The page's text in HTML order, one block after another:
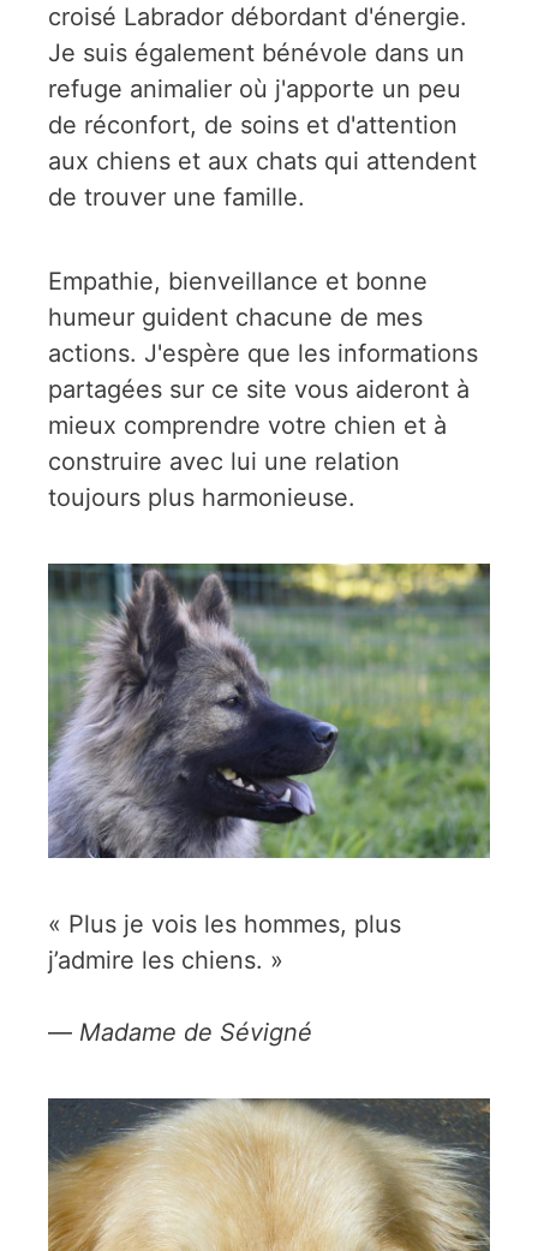
croisé Labrador débordant d'énergie.
Je suis également bénévole dans un
refuge animalier où j'apporte un peu
de réconfort, de soins et d'attention
aux chiens et aux chats qui attendent
de trouver une famille.
Empathie, bienveillance et bonne
humeur guident chacune de mes
actions. J'espère que les informations
partagées sur ce site vous aideront à
mieux comprendre votre chien et à
construire avec lui une relation
toujours plus harmonieuse.
« Plus je vois les hommes, plus
j’admire les chiens. »
— Madame de Sévigné